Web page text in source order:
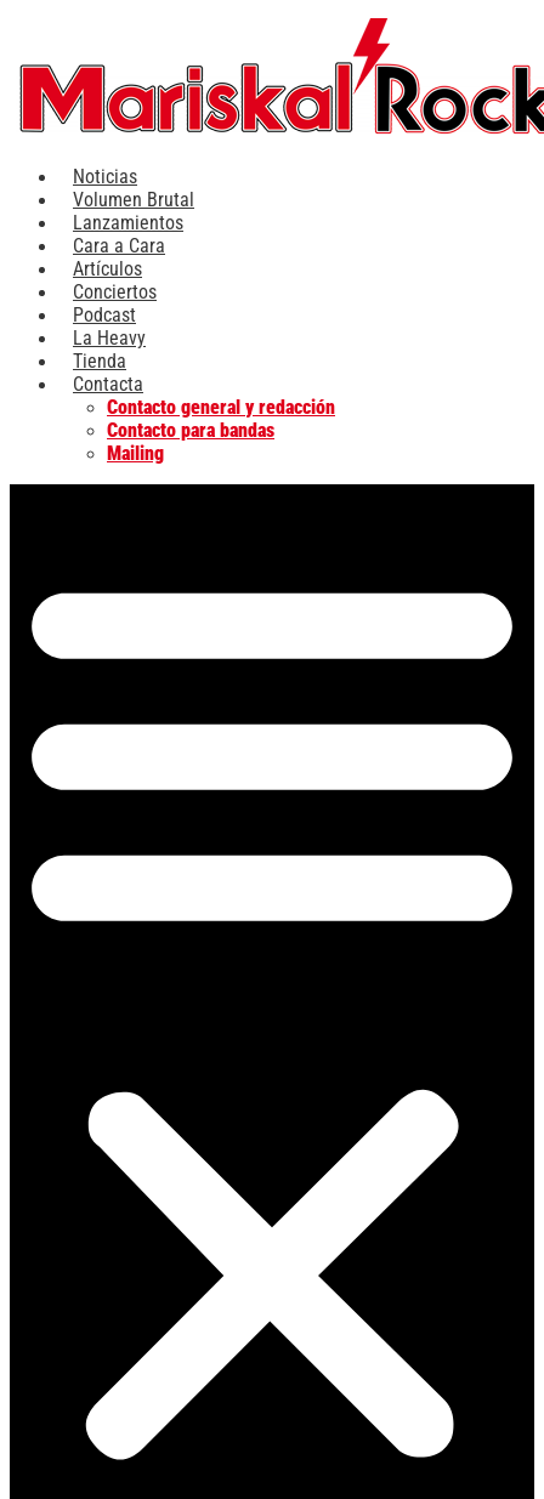
contenido
Noticias
Volumen Brutal
Lanzamientos
Cara a Cara
Artículos
Conciertos
Podcast
La Heavy
Tienda
Contacta
Contacto general y redacción
Contacto para bandas
Mailing